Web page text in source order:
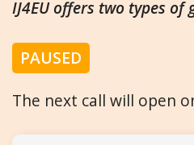
IJ4EU offers two types of
PAUSED
The next call will open